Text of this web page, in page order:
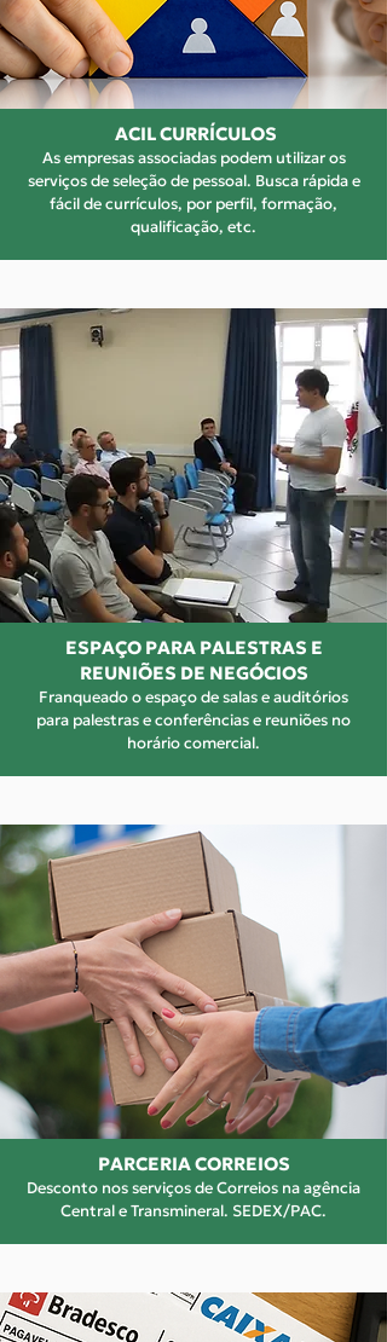
ACIL CURRÍCULOS
As empresas associadas podem utilizar os
serviços de seleção de pessoal. Busca rápida e
fácil de currículos, por perfil, formação,
qualificação, etc.
ESPAÇO PARA PALESTRAS E
REUNIÕES DE NEGÓCIOS
Franqueado o espaço de salas e auditórios
para palestras e conferências e reuniões no
horário comercial.
PARCERIA CORREIOS
Desconto nos serviços de Correios na agência
Central e Transmineral. SEDEX/PAC.